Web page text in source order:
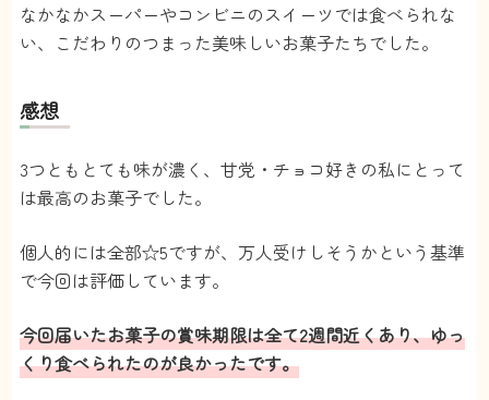
なかなかスーパーやコンビニのスイーツでは食べられな
い、こだわりのつまった美味しいお菓子たちでした。
感想
3つともとても味が濃く、甘党・チョコ好きの私にとって
は最高のお菓子でした。
個人的には全部☆5ですが、万人受けしそうかという基準
で今回は評価しています。
今回届いたお菓子の賞味期限は全て2週間近くあり、ゆっ
くり食べられたのが良かったです。